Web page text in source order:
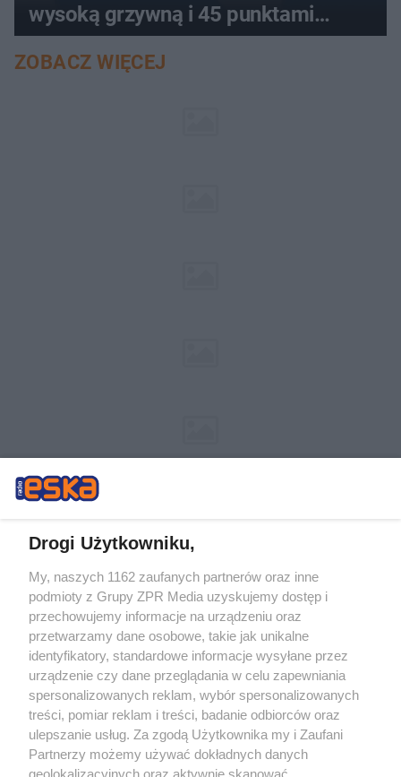
wysoką grzywną i 45 punktami
karnymi
ZOBACZ WIĘCEJ
Żaden utwór zamieszczony w serwisie nie może być powielany i
rozpowszechniany lub dalej rozpowszechniany w jakikolwiek sposób (w
tym także elektroniczny lub mechaniczny) na jakimkolwiek polu
eksploatacji w jakiejkolwiek formie, włącznie z umieszczaniem w Internecie
bez pisemnej zgody właściciela praw. Jakiekolwiek użycie lub
wykorzystanie utworów w całości lub w części z naruszeniem prawa, tzn.
bez właściwej zgody, jest zabronione pod groźbą kary i może być ścigane
prawnie.
Drogi Użytkowniku,
My, naszych 1162 zaufanych partnerów oraz inne
podmioty z Grupy ZPR Media uzyskujemy dostęp i
przechowujemy informacje na urządzeniu oraz
przetwarzamy dane osobowe, takie jak unikalne
identyfikatory, standardowe informacje wysyłane przez
urządzenie czy dane przeglądania w celu zapewniania
spersonalizowanych reklam, wybór spersonalizowanych
treści, pomiar reklam i treści, badanie odbiorców oraz
ulepszanie usług. Za zgodą Użytkownika my i Zaufani
Partnerzy możemy używać dokładnych danych
geolokalizacyjnych oraz aktywnie skanować